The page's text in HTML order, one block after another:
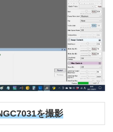
を撮影